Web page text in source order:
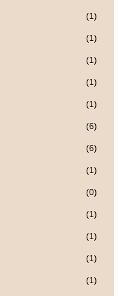
(1)
(1)
(1)
(1)
(1)
(6)
(6)
(1)
(0)
(1)
(1)
(1)
(1)